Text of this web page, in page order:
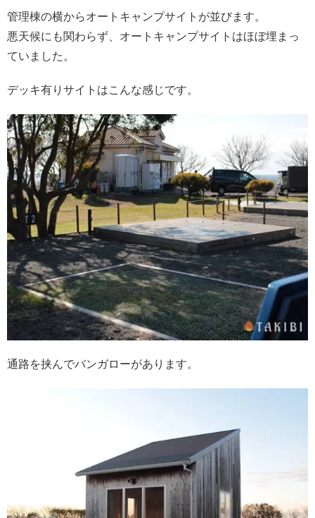
管理棟の横からオートキャンプサイトが並びます。
悪天候にも関わらず、オートキャンプサイトはほぼ埋まっ
ていました。
デッキ有りサイトはこんな感じです。
通路を挟んでバンガローがあります。